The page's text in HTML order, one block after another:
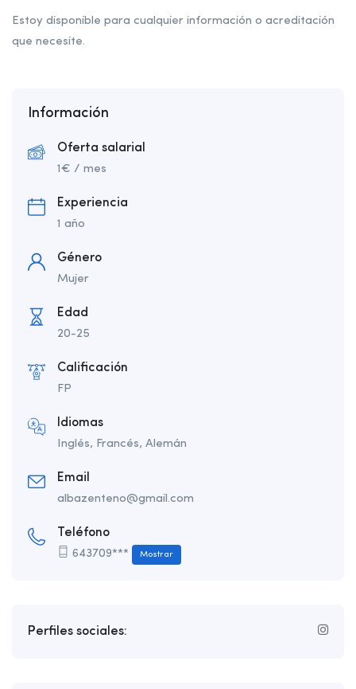
Estoy disponible para cualquier información o acreditación
que necesite.
Información
Oferta salarial
1€ / mes
Experiencia
1 año
Género
Mujer
Edad
20-25
Calificación
FP
Idiomas
Inglés, Francés, Alemán
Email
albazenteno@gmail.com
Teléfono
643709*** Mostrar
Perfiles sociales: